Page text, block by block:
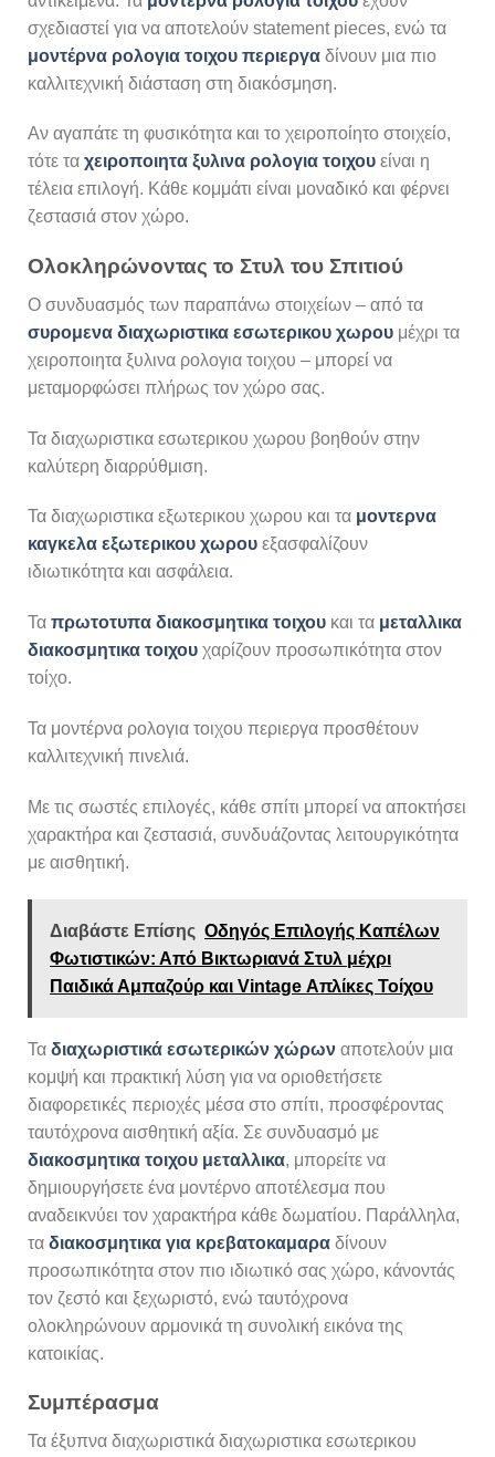
σχεδιαστεί για να αποτελούν statement pieces, ενώ τα
μοντέρνα ρολογια τοιχου περιεργα δίνουν μια πιο
καλλιτεχνική διάσταση στη διακόσμηση.
Αν αγαπάτε τη φυσικότητα και το χειροποίητο στοιχείο,
τότε τα χειροποιητα ξυλινα ρολογια τοιχου είναι η
τέλεια επιλογή. Κάθε κομμάτι είναι μοναδικό και φέρνει
ζεστασιά στον χώρο.
Ολοκληρώνοντας το Στυλ του Σπιτιού
Ο συνδυασμός των παραπάνω στοιχείων – από τα
συρομενα διαχωριστικα εσωτερικου χωρου μέχρι τα
χειροποιητα ξυλινα ρολογια τοιχου – μπορεί να
μεταμορφώσει πλήρως τον χώρο σας.
Τα διαχωριστικα εσωτερικου χωρου βοηθούν στην
καλύτερη διαρρύθμιση.
Τα διαχωριστικα εξωτερικου χωρου και τα μοντερνα
καγκελα εξωτερικου χωρου εξασφαλίζουν
ιδιωτικότητα και ασφάλεια.
Τα πρωτοτυπα διακοσμητικα τοιχου και τα μεταλλικα
διακοσμητικα τοιχου χαρίζουν προσωπικότητα στον
τοίχο.
Τα μοντέρνα ρολογια τοιχου περιεργα προσθέτουν
καλλιτεχνική πινελιά.
Με τις σωστές επιλογές, κάθε σπίτι μπορεί να αποκτήσει
χαρακτήρα και ζεστασιά, συνδυάζοντας λειτουργικότητα
με αισθητική.
Διαβάστε Επίσης Οδηγός Επιλογής Καπέλων
Φωτιστικών: Από Βικτωριανά Στυλ μέχρι
Παιδικά Αμπαζούρ και Vintage Απλίκες Τοίχου
Τα διαχωριστικά εσωτερικών χώρων αποτελούν μια
κομψή και πρακτική λύση για να οριοθετήσετε
διαφορετικές περιοχές μέσα στο σπίτι, προσφέροντας
ταυτόχρονα αισθητική αξία. Σε συνδυασμό με
διακοσμητικα τοιχου μεταλλικα, μπορείτε να
δημιουργήσετε ένα μοντέρνο αποτέλεσμα που
αναδεικνύει τον χαρακτήρα κάθε δωματίου. Παράλληλα,
τα διακοσμητικα για κρεβατοκαμαρα δίνουν
προσωπικότητα στον πιο ιδιωτικό σας χώρο, κάνοντάς
τον ζεστό και ξεχωριστό, ενώ ταυτόχρονα
ολοκληρώνουν αρμονικά τη συνολική εικόνα της
κατοικίας.
Συμπέρασμα
Τα έξυπνα διαχωριστικά διαχωριστικα εσωτερικου